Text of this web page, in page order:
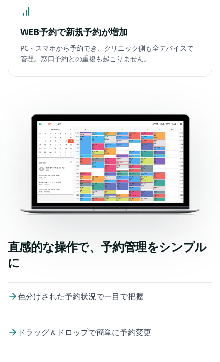
WEB予約で新規予約が増加
PC・スマホから予約でき、クリニック側も全デバイスで
管理。窓口予約との重複も起こりません。
直感的な操作で、予約管理をシンプル
に
色分けされた予約状況で一目で把握
ドラッグ＆ドロップで簡単に予約変更